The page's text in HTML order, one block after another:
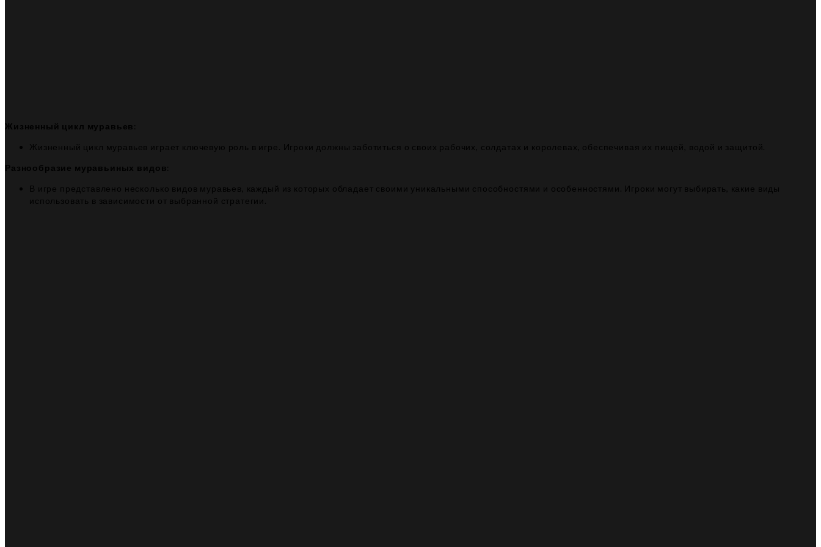
Жизненный цикл муравьев
Жизненный цикл муравьев играет ключевую роль в игре. Игроки должны заботиться о своих рабочих, солдатах и королевах, обеспечивая их пищей, водой и защитой.
Разнообразие муравьиных видов
В игре представлено несколько видов муравьев, каждый из которых обладает своими уникальными способностями и особенностями. Игроки могут выбирать, какие виды
использовать в зависимости от выбранной стратегии.